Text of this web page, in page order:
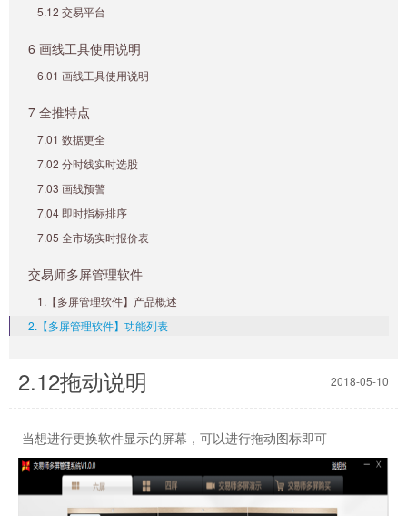
5.12 交易平台
6 画线工具使用说明
6.01 画线工具使用说明
7 全推特点
7.01 数据更全
7.02 分时线实时选股
7.03 画线预警
7.04 即时指标排序
7.05 全市场实时报价表
交易师多屏管理软件
1.【多屏管理软件】产品概述
2.【多屏管理软件】功能列表
2.12拖动说明 2018-05-10
当想进行更换软件显示的屏幕，可以进行拖动图标即可